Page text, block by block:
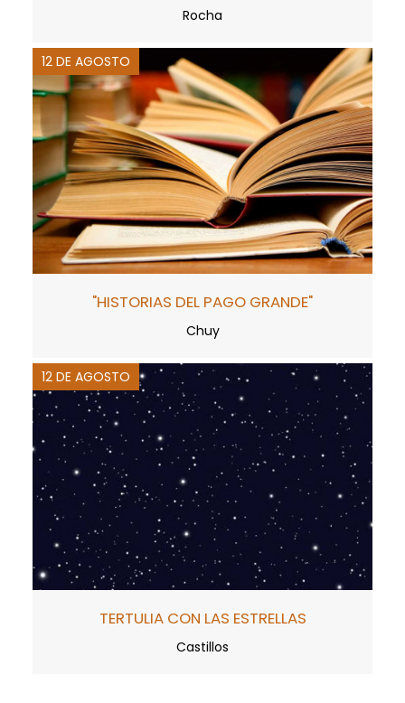
Rocha
12 DE AGOSTO
"HISTORIAS DEL PAGO GRANDE"
Chuy
12 DE AGOSTO
TERTULIA CON LAS ESTRELLAS
Castillos